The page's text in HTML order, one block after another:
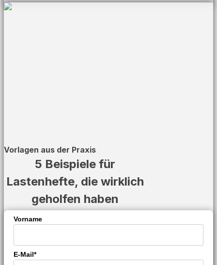
Vorlagen aus der Praxis
5 Beispiele für
Lastenhefte, die wirklich
geholfen haben
Vorname
E-Mail*